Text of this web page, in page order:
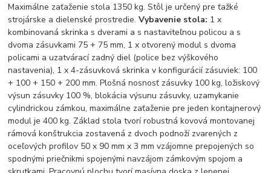
Maximálne zaťaženie stola 1350 kg. Stôl je určený pre ťažké
strojárske a dielenské prostredie.Vybavenie stola: 1 x
kombinovaná skrinka s dverami a s nastaviteľnou policou a s
dvoma zásuvkami 75 + 75 mm, 1 x otvorený modul s dvoma
policami a uzatvárací zadný diel (police bez výškového
nastavenia), 1 x 4-zásuvková skrinka v konfigurácií zásuviek: 100
+ 100 + 150 + 200 mm. Plošná nosnosť zásuvky 100 kg, ložiskový
výsun zásuvky 100 %, blokácia výsunu zásuvky, uzamykanie
cylindrickou zámkou, maximálne zaťaženie pre jeden kontajnerový
modul je 400 kg. Základ stola tvorí robustná kovová montovanej
rámová konštrukcia zostavená z dvoch podnoží zvarených z
oceľových profilov 50 x 90 mm x 3 mm vzájomne prepojených so
spodnými priečnikmi spojenými navzájom zámkovým spojom a